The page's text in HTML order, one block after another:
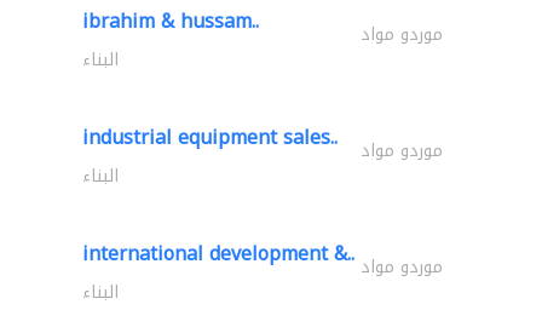
ibrahim & hussam.. موردو مواد
البناء
industrial equipment sales.. موردو مواد
البناء
international development &.. موردو مواد
البناء